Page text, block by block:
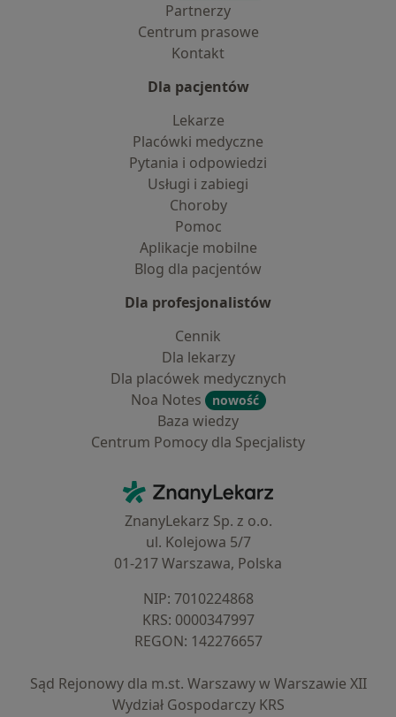
Partnerzy
Centrum prasowe
Kontakt
Dla pacjentów
Lekarze
Placówki medyczne
Pytania i odpowiedzi
Usługi i zabiegi
Choroby
Pomoc
Aplikacje mobilne
Blog dla pacjentów
Dla profesjonalistów
Cennik
Dla lekarzy
Dla placówek medycznych
Noa Notes
nowość
Baza wiedzy
Centrum Pomocy dla Specjalisty
ZnanyLekarz - Strona główna
ZnanyLekarz Sp. z o.o.
ul. Kolejowa 5/7
01-217 Warszawa, Polska
NIP: ⁠7010224868
KRS: ⁠0000347997
REGON: ⁠142276657
Sąd Rejonowy dla m.st. Warszawy w Warszawie XII
Wydział Gospodarczy KRS